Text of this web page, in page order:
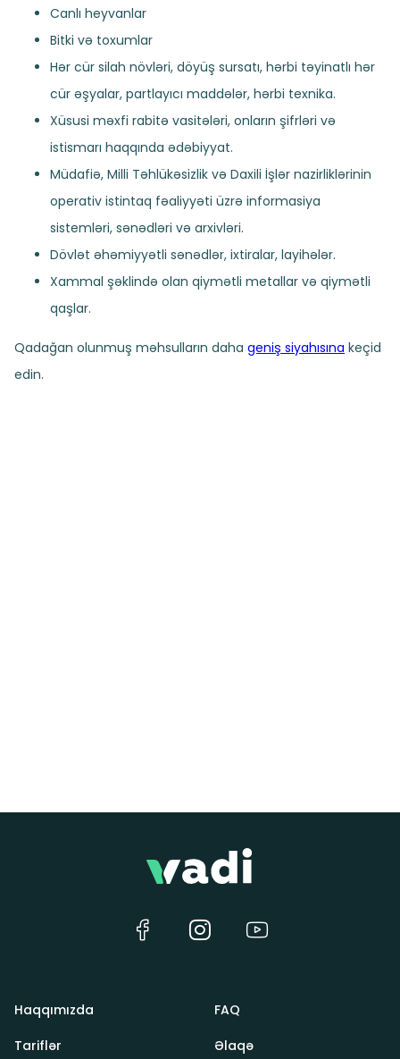
Canlı heyvanlar
Bitki və toxumlar
Hər cür silah növləri, döyüş sursatı, hərbi təyinatlı hər
cür əşyalar, partlayıcı maddələr, hərbi texnika.
Xüsusi məxfi rabitə vasitələri, onların şifrləri və
istismarı haqqında ədəbiyyat.
Müdafiə, Milli Təhlükəsizlik və Daxili İşlər nazirliklərinin
operativ istintaq fəaliyyəti üzrə informasiya
sistemləri, sənədləri və arxivləri.
Dövlət əhəmiyyətli sənədlər, ixtiralar, layihələr.
Xammal şəklində olan qiymətli metallar və qiymətli
qaşlar.
Qadağan olunmuş məhsulların daha geniş siyahısına keçid
edin.
Haqqımızda
Tariflər
FAQ
Əlaqə